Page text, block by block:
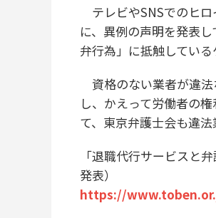
テレビやSNSでのヒ
に、異例の声明を発表
弁行為」に抵触している
資格のない業者が違
し、かえって労働者の
て、東京弁護士会も違
「退職代行サービスと
発表）
https://